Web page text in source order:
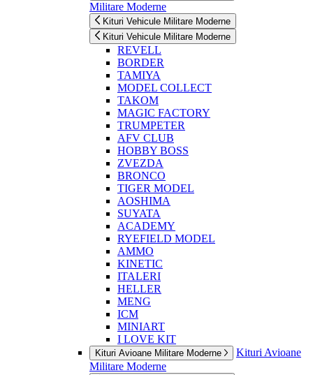
Militare Moderne
Kituri Vehicule Militare Moderne
Kituri Vehicule Militare Moderne
REVELL
BORDER
TAMIYA
MODEL COLLECT
TAKOM
MAGIC FACTORY
TRUMPETER
AFV CLUB
HOBBY BOSS
ZVEZDA
BRONCO
TIGER MODEL
AOSHIMA
SUYATA
ACADEMY
RYEFIELD MODEL
AMMO
KINETIC
ITALERI
HELLER
MENG
ICM
MINIART
I LOVE KIT
Kituri Avioane Militare Moderne
Kituri Avioane
Militare Moderne